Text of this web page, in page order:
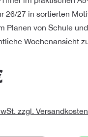
26/27 in sortierten
Planen von Schule
Wochenansicht
zzgl. Versandkosten